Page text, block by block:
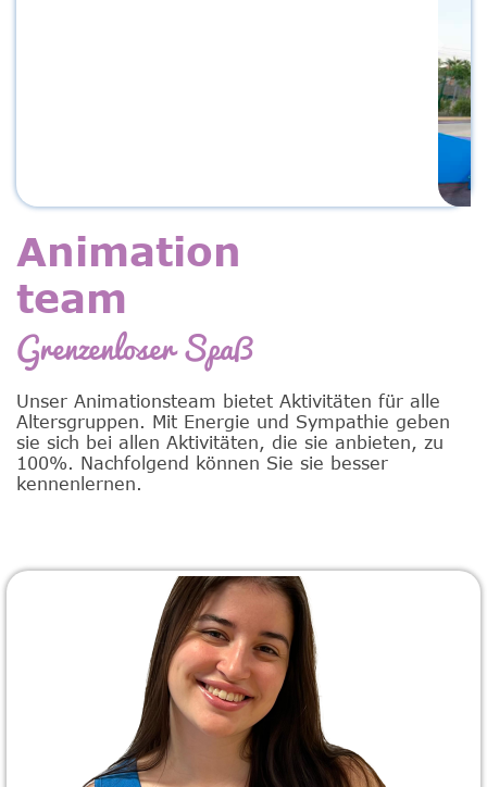
Next
Animation
team
Grenzenloser Spaß
Unser Animationsteam bietet Aktivitäten für alle
Altersgruppen. Mit Energie und Sympathie geben
sie sich bei allen Aktivitäten, die sie anbieten, zu
100%. Nachfolgend können Sie sie besser
kennenlernen.